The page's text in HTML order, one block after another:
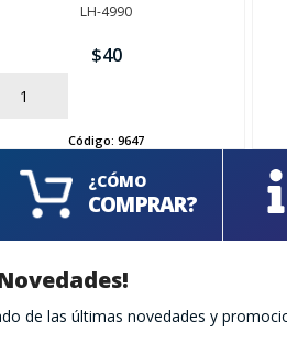
LH-4990
$40
Código:9647
¿CÓMO
COMPRAR?
de las últimas novedades y